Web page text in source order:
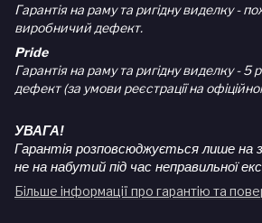
Гарантія на раму та ригідну виделку -
виробничий дефект.
Pride
Гарантія на раму та ригідну виделку - 5
дефект (за умови реєстрації на
УВАГА!
Гарантія розповсюджується лише на
не на набутий під час неправильної
Більше інформації про гарантію та